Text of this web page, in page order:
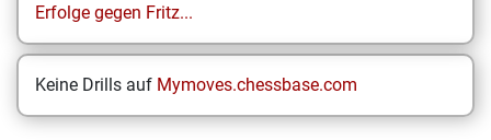
Erfolge gegen Fritz...
Keine Drills auf Mymoves.chessbase.com